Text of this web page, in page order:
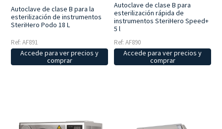
Autoclave de clase B para la
esterilización de instrumentos
SteriHero Podo 18 L
Ref: AF891
Accede para ver precios y
comprar
Autoclave de clase B para
esterilización rápida de
instrumentos SteriHero Speed+
5 l
Ref: AF890
Accede para ver precios y
comprar